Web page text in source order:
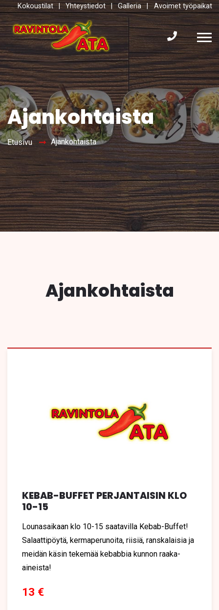
Kokoustilat | Yhteystiedot | Galleria | Avoimet työpaikat
Ajankohtaista
Etusivu Ajankohtaista
Ajankohtaista
KEBAB-BUFFET PERJANTAISIN KLO
10-15
Lounasaikaan klo 10-15 saatavilla Kebab-Buffet!
Salaattipöytä, kermaperunoita, riisiä, ranskalaisia ja
meidän käsin tekemää kebabbia kunnon raaka-
aineista!
13 €